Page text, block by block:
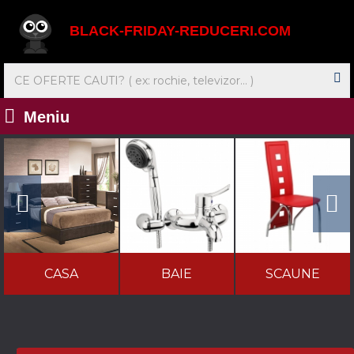
BLACK-FRIDAY-REDUCERI.COM
Meniu
CASA BAIE SCAUNE